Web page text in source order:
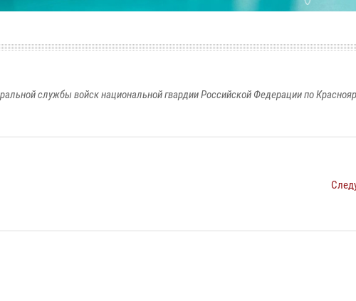
службы войск национальной гвардии Российской Федерации по